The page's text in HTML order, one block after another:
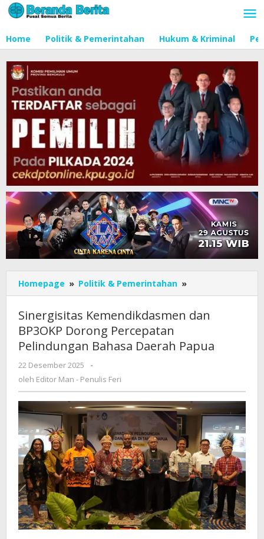
Lewati
ke
Home Politik & Pemerintahan Hukum & Kriminal
Homepage » Politik & Pemerintahan »
Kemendikdasmen
BP3OKP
Percepatan
Pelindungan
Papua
Sinergisitas Kemendikdasmen dan
BP3OKP Dorong Percepatan
Pelindungan Bahasa Daerah Papua
22 Desember 2025
oleh
Editor
Penulis
Feri
-
oleh Editor Man - Penulis Feri